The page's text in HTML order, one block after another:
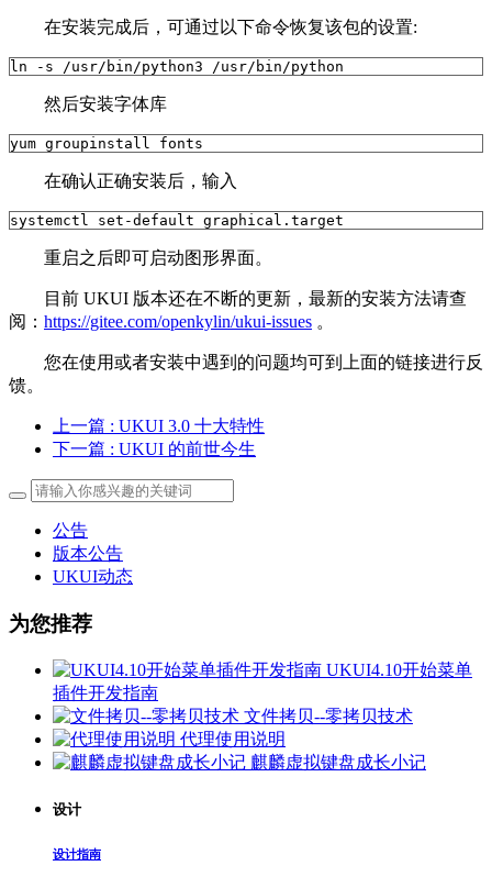
在安装完成后，可通过以下命令恢复该包的设置:
ln -s /usr/bin/python3 /usr/bin/python
然后安装字体库
yum groupinstall fonts
在确认正确安装后，输入
systemctl set-default graphical.target
重启之后即可启动图形界面。
目前 UKUI 版本还在不断的更新，最新的安装方法请查
阅： https://gitee.com/openkylin/ukui-issues 。
您在使用或者安装中遇到的问题均可到上面的链接进行反
馈。
上一篇 : UKUI 3.0 十大特性
下一篇 : UKUI 的前世今生
公告
版本公告
UKUI动态
为您推荐
UKUI4.10开始菜单
插件开发指南
文件拷贝--零拷贝技术
代理使用说明
麒麟虚拟键盘成长小记
设计
设计指南